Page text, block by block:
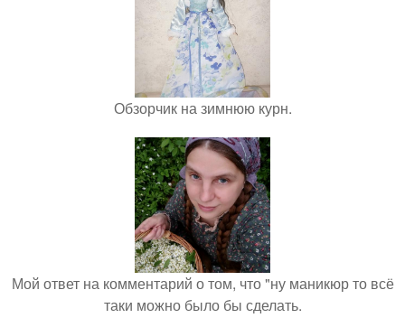
Обзорчик на зимнюю курн.
Мой ответ на комментарий о том, что "ну маникюр то всё
таки можно было бы сделать.